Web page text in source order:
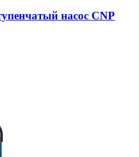
насос CNP